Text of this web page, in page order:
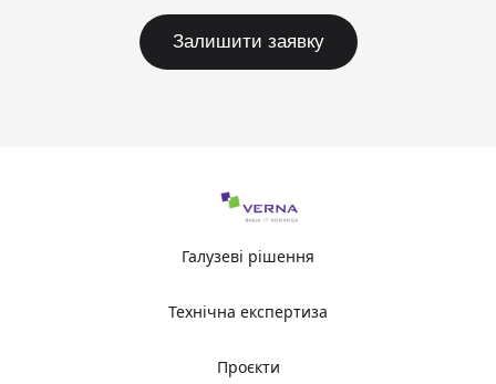
Залишити заявку
Галузеві рішення
Технічна експертиза
Проєкти